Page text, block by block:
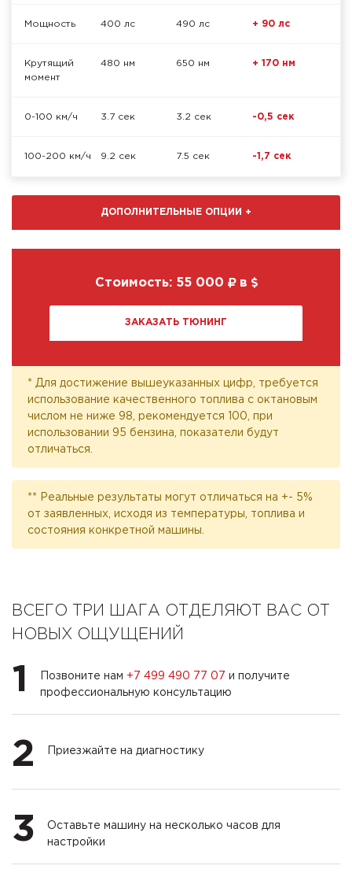
Мощность 400 лс 490 лс + 90 лс
Крутящий
момент
480 нм 650 нм + 170 нм
0-100 км/ч 3.7 сек 3.2 сек -0,5 сек
100-200 км/ч 9.2 сек 7.5 сек -1,7 сек
ДОПОЛНИТЕЛЬНЫЕ ОПЦИИ +
Стоимость: 55 000 в
ЗАКАЗАТЬ ТЮНИНГ
* Для достижение вышеуказанных цифр, требуется
использование качественного топлива с октановым
числом не ниже 98, рекомендуется 100, при
использовании 95 бензина, показатели будут
отличаться.
** Реальные результаты могут отличаться на +- 5%
от заявленных, исходя из температуры, топлива и
состояния конкретной машины.
ВСЕГО ТРИ ШАГА ОТДЕЛЯЮТ ВАС ОТ
НОВЫХ ОЩУЩЕНИЙ
1 Позвоните нам +7 499 490 77 07 и получите
профессиональную консультацию
2 Приезжайте на диагностику
3
Оставьте машину на несколько часов для
настройки